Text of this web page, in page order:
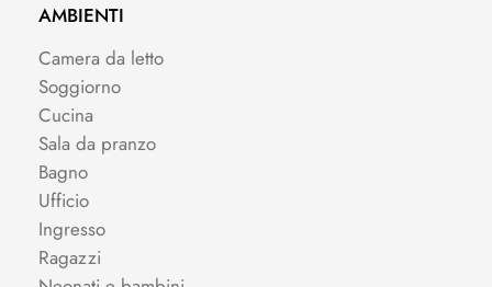
AMBIENTI
Camera da letto
Soggiorno
Cucina
Sala da pranzo
Bagno
Ufficio
Ingresso
Ragazzi